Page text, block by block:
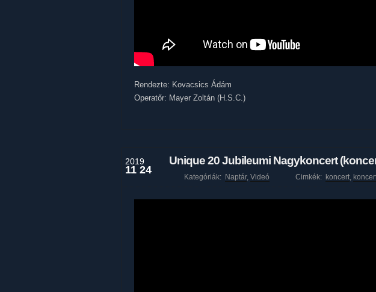
Rendezte: Kovacsics Ádám
Operatőr: Mayer Zoltán (H.S.C.)
2019
11 24
Unique 20 Jubileumi Nagykoncert
Kategóriák: Naptár, Videó Cimkék: koncert,